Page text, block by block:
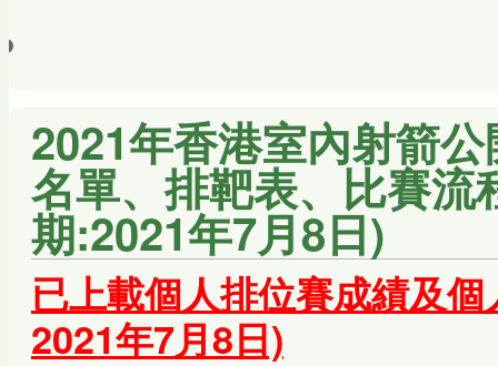
2021年香港室內射箭
名單、排靶表、比賽
期:2021年7月8日)
已上載個人排位賽成績及
2021年7月8日)